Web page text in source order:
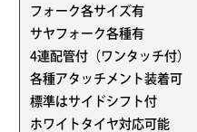
フォーク各サイズ有
サヤフォーク各種有
4連配管付（ワンタッチ付）
各種アタッチメント装着可
標準はサイドシフト付
ホワイトタイヤ対応可能